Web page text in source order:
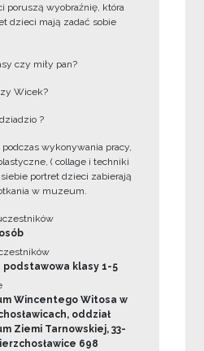
poruszą wyobraźnię, która
dzieci mają zadać sobie
czy miły pan?
Wicek?
?
wykonywania pracy,
( collage i techniki
portret dzieci zabierają
w muzeum.
podstawowa klasy 1-5
Wincentego Witosa w
oddział
Ziemi Tarnowskiej, 33-
698